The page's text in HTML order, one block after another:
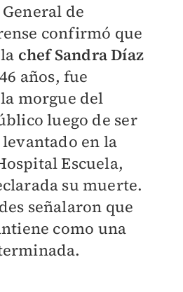
de
confirmó que
chef Sandra Díaz
años, fue
morgue del
luego de ser
en la
Escuela,
su muerte.
señalaron que
como una